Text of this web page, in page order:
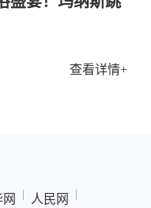
查看详情+
人民网